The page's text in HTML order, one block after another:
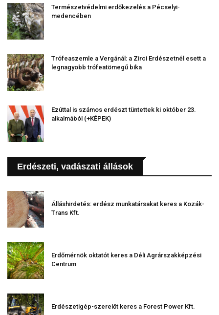
Természetvédelmi erdőkezelés a Pécselyi-
medencében
Trófeaszemle a Vergánál: a Zirci Erdészetnél esett a
legnagyobb trófeatömegű bika
Ezúttal is számos erdészt tüntettek ki október 23.
alkalmából (+KÉPEK)
Erdészeti, vadászati állások
Álláshirdetés: erdész munkatársakat keres a Kozák-
Trans Kft.
Erdőmérnök oktatót keres a Déli Agrárszakképzési
Centrum
Erdészetigép-szerelőt keres a Forest Power Kft.